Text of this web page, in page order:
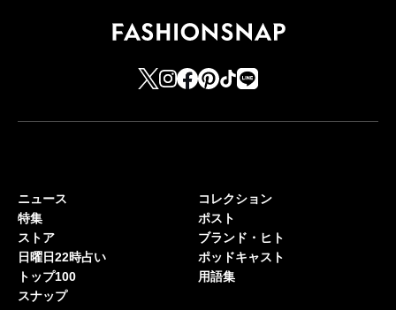
ニュース
特集
ストア
日曜日22時占い
トップ100
スナップ
コレクション
ポスト
ブランド・ヒト
ポッドキャスト
用語集